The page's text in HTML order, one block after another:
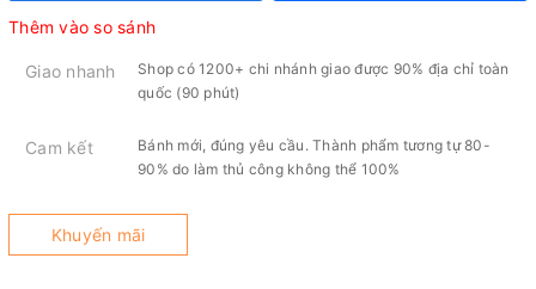
Thêm vào so sánh
Giao nhanh
Shop có 1200+ chi nhánh giao được 90% địa chỉ toàn
quốc (90 phút)
Cam kết
Bánh mới, đúng yêu cầu. Thành phẩm tương tự 80-
90% do làm thủ công không thể 100%
Khuyến mãi